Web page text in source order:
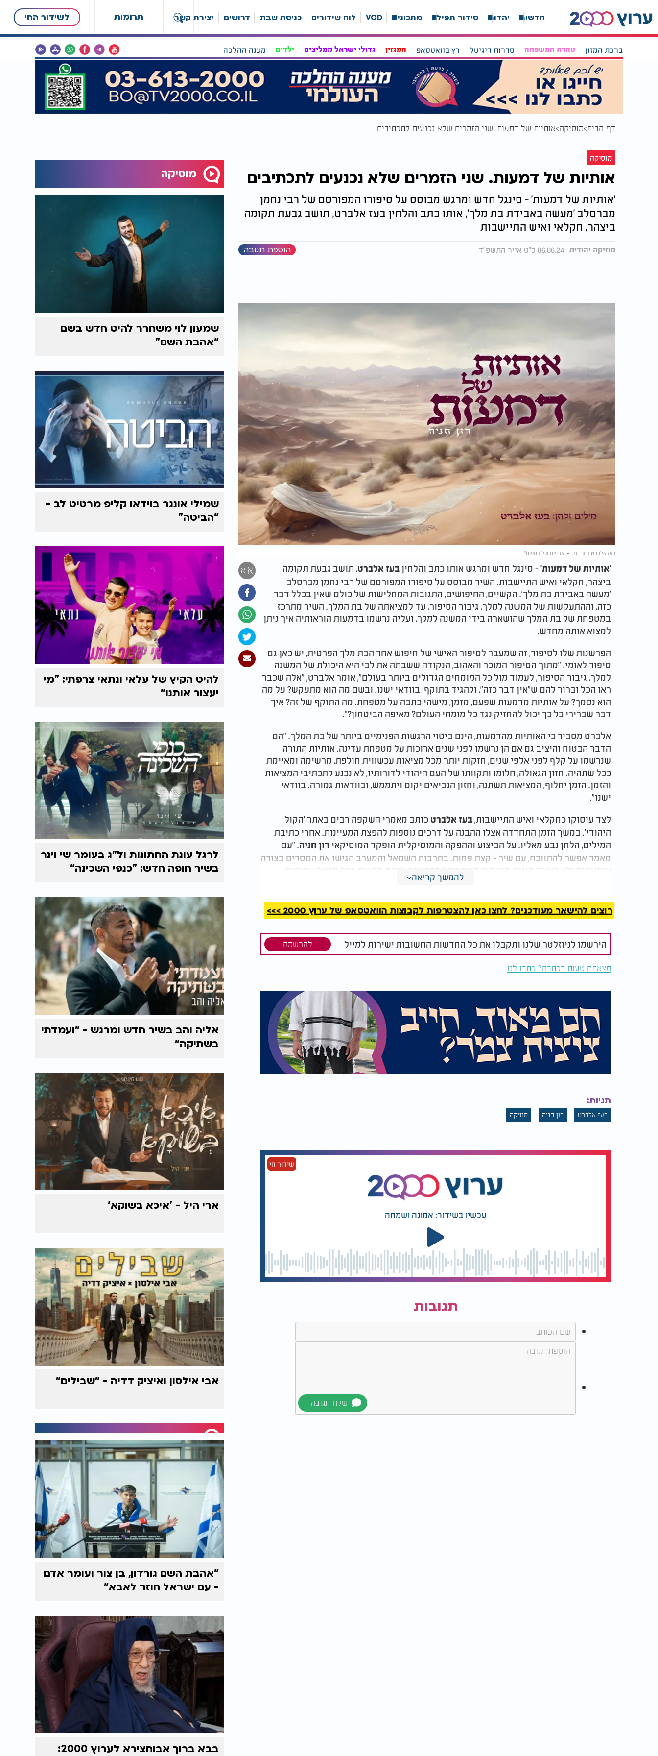
תרומות לשידור החי חדשות יהדות סידור תפילה מתכונים VOD לוח שידורים כניסת שבת דרושים יצירת קשר
ברכת המזון טהרת המשפחה סדרות דיגיטל רץ בוואטסאפ המגזין גדולי ישראל ממליצים ילדים מענה ההלכה
דף הבית מוסיקה אותיות של דמעות. שני הזמרים שלא נכנעים לתכתיבים
מוסיקה
אותיות של דמעות. שני הזמרים שלא נכנעים לתכתיבים
'אותיות של דמעות' - סינגל חדש ומרגש מבוסס על סיפורו המפורסם של רבי נחמן
מברסלב 'מעשה באבידת בת מלך', אותו כתב והלחין בעז אלברט, תושב גבעת תקומה
ביצהר, חקלאי ואיש התיישבות
מוזיקה יהודית 06.06.24 כ"ט אייר התשפ"ד הוספת תגובה
בעז אלברט ורון חניה - "אותיות של דמעות"
א א 'אותיות של דמעות'- סינגל חדש ומרגש אותו כתב והלחיןבעז אלברט, תושב גבעת תקומה
ביצהר, חקלאי ואיש התיישבות. השיר מבוסס על סיפורו המפורסם של רבי נחמן מברסלב
'מעשה באבידת בת מלך'. הקשיים, החיפושים, התגובות המחלישות של כולם שאין בכלל דבר
כזה, וההתעקשות של המשנה למלך, גיבור הסיפור, עד למציאתה של בת המלך. השיר מתרכז
במטפחת של בת המלך שהושארה בידי המשנה למלך, ועליה נרשמו בדמעות הוראותיה איך ניתן
למצוא אותה מחדש.
הפרשנות שלו לסיפור, זה שמעבר לסיפור האישי של חיפוש אחר הבת מלך הפרטית, יש כאן גם
סיפור לאומי. "מתוך הסיפור המוכר והאהוב, הנקודה ששבתה את לבי היא היכולת של המשנה
למלך, גיבור הסיפור, לעמוד מול כל המומחים הגדולים ביותר בעולם", אומר אלברט, "אלה שכבר
ראו הכל וברור להם ש"אין דבר כזה", ולהגיד בתוקף: בוודאי ישנו. ובשם מה הוא מתעקש? על מה
הוא נסמך? על אותיות מדמעות שפעם, מזמן, מישהי כתבה על מטפחת. מה התוקף של זה? איך
דבר שברירי כל כך יכול להחזיק נגד כל מומחי העולם? מאיפה הביטחון?".
אלברט מסביר כי האותיות מהדמעות, הינם ביטוי הרגשות הפנימיים ביותר של בת המלך. "הם
הדבר הבטוח והיציב גם אם הן נרשמו לפני שנים ארוכות על מטפחת עדינה. אותיות התורה
שנרשמו על קלף לפני אלפי שנים, חזקות יותר מכל מציאות עכשווית חולפת, מרשימה ומאיימת
ככל שתהיה. חזון הגאולה, חלומו ותקוותו של העם היהודי לדורותיו, לא נכנע לתכתיבי המציאות
והזמן. הזמן יחלוף, המציאות תשתנה, וחזון הנביאים יקום ויתממש, ובוודאות גמורה. בוודאי
ישנו".
לצד עיסוקו כחקלאי ואיש התיישבות,בעז אלברט כותב מאמרי השקפה רבים באתר 'הקול
היהודי'. במשך הזמן התחדדה אצלו ההבנה על דרכים נוספות להפצת המעיינות. אחרי כתיבת
המילים, הלחן נבע מאליו. על הביצוע וההפקה והמוסיקלית הופקד המוסיקאי רון חניה. "עם
מאמר אפשר להתווכח, עם שיר - קצת פחות. בתרבות השמאל והמערב הגישו את המסרים בצורה
אומנותית ולא בצורה לוגית, לכן היה קשה יותר להתווכח איתם, למרות שזה מייצר עיוותים.
הכמיהה למשיח והאמונה שהוא יבוא היא מעקרי אמונתנו. אנו גאים בה. גם אם כולם בטוחים
בעז אלברט ורון חניה - "אותיות של דמעות"
להמשך קריאה
רוצים להישאר מעודכנים? לחצו כאן להצטרפות לקבוצות הוואטסאפ של ערוץ 2000 >>>
הירשמו לניוזלטר שלנו ותקבלו את כל החדשות החשובות ישירות למייל להרשמה
מצאתם טעות בכתבה? כתבו לנו
תגיות:
בעז אלברט רון חניה מוזיקה
שידור חי
עכשיו בשידור: אמונה ושמחה
תגובות
מוסיקה
שמעון לוי משחרר להיט חדש בשם
"אהבת השם"
שמילי אונגר בוידאו קליפ מרטיט לב -
"הביטה"
להיט הקיץ של עלאי ונתאי צרפתי: "מי
יעצור אותנו"
לרגל עונת החתונות ול"ג בעומר שי וינר
בשיר חופה חדש: "כנפי השכינה"
אליה והב בשיר חדש ומרגש - "ועמדתי
בשתיקה"
ארי היל - 'איכא בשוקא'
אבי אילסון ואיציק דדיה - "שבילים"
"אהבת השם גורדון, בן צור ועומר אדם
- עם ישראל חוזר לאבא"
בבא ברוך אבוחצירא לערוץ 2000: